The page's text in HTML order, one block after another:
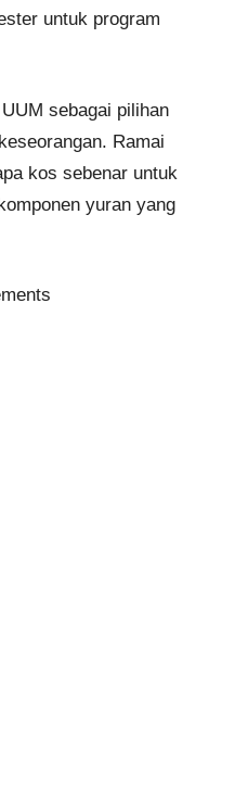
untuk program
sebagai pilihan
Ramai
kos sebenar untuk
yuran yang